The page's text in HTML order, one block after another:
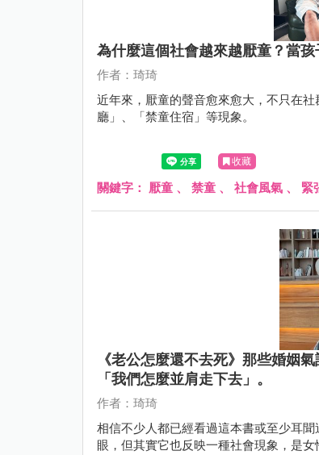
為什麼這個社會越來越厭童？當
作者：琦琦
近年來，厭童的聲音愈來愈大，不只在
廳」、「禁童住宿」等現象。
收藏
關鍵字： 厭童 、 禁童 、 社會風氣 、 緊
《老公怎麼還不去死》那些婚姻
「我們怎麼並肩走下去」。
作者：琦琦
相信不少人都已經看過這本書或至少耳
眼，但其實它也反映一種社會現象，是